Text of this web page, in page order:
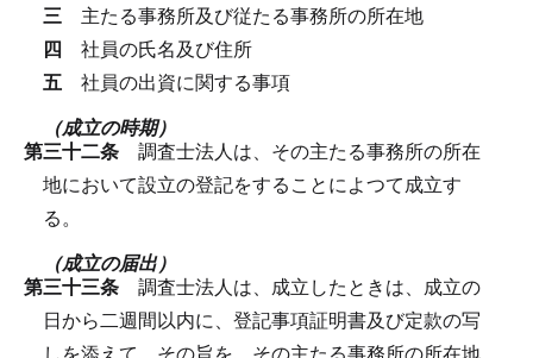
三 主たる事務所及び従たる事務所の所在地
四 社員の氏名及び住所
五 社員の出資に関する事項
（成立の時期）
第三十二条 調査士法人は、その主たる事務所の所在
地において設立の登記をすることによつて成立す
る。
（成立の届出）
第三十三条 調査士法人は、成立したときは、成立の
日から二週間以内に、登記事項証明書及び定款の写